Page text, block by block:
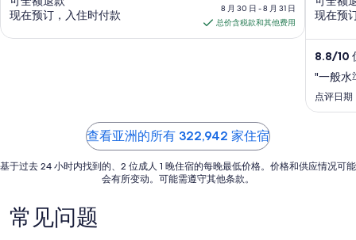
of
5
现在预订，入住时付款
月
30
日
日
的
每
晚
8 月 30 日 - 8 月 31 日
总价含税款和其他费用
of
5
现在预
8.8/10
"一般水
点评日
查看亚洲的所有 322,942 家住宿
基于过去 24 小时内找到的、2 位成人 1 晚住宿的每晚最低价格。价格和供应情况可能
会有所变动。可能需遵守其他条款。
常见问题